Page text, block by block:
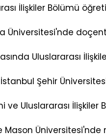
İlişkiler Bölümü
Üniversitesi'nde
Uluslararası
İstanbul Şehir
ve Uluslararası İlişkiler
Mason